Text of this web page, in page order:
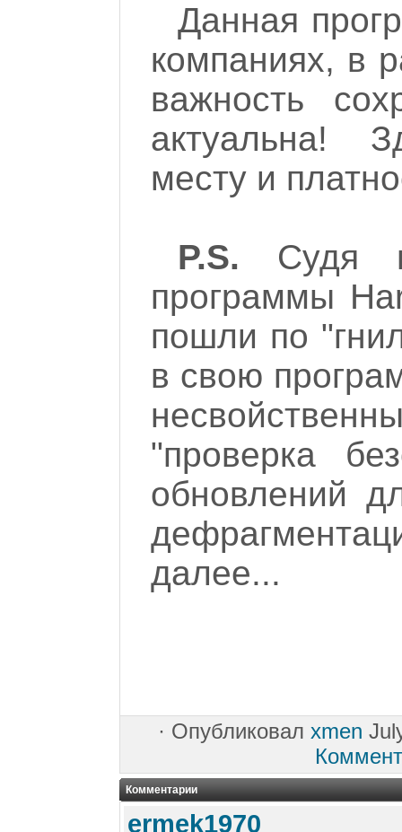
Данная
компаниях, в
важность
актуальна!
месту и
P.S. Судя
программы
пошли по
в свою
"проверка
обновлений
далее...
· Опубликовал xmen
Комментарии
ermek1970